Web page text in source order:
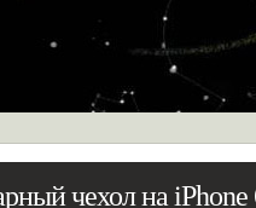
чехол на iPhone